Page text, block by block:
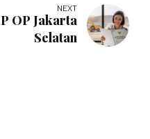
NEXT
OP Jakarta
Selatan